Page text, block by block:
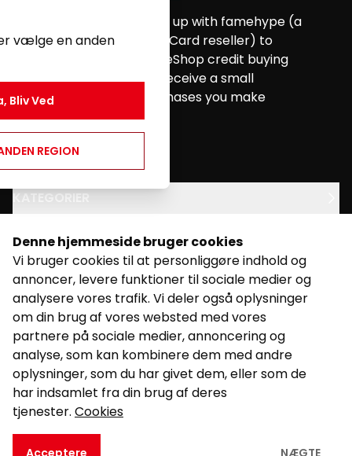
Denne hjemmeside bruger cookies
Vi bruger cookies til at personliggøre indhold og
annoncer, levere funktioner til sociale medier og
analysere vores trafik. Vi deler også oplysninger
om din brug af vores websted med vores
partnere på sociale medier, annoncering og
analyse, som kan kombinere dem med andre
oplysninger, som du har givet dem, eller som de
har indsamlet fra din brug af deres
tjenester. Cookies
Acceptere NÆGTE
Nintendo Life has teamed up with famehype (a
certified Nintendo eShop Card reseller) to
provide you with all your eShop credit buying
needs. Nintendo Life will receive a small
commission for any purchases you make
through this website.
youtubetwitter
KATEGORIER
STØTTE
©2026 Drevet af Kalixo.
vælge en anden
Bliv Ved
REGION